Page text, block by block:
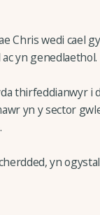
Chris wedi cael
yn genedlaethol.
thirfeddianwyr i
yn y sector
yn